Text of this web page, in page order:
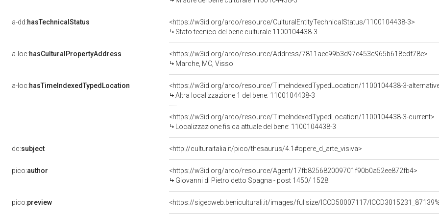
a-dd:hasTechnicalStatus
<https://w3id.org/arco/resource/CulturalEntityTechnicalStatus/1100104438-3>
Stato tecnico del bene culturale 1100104438-3
a-loc:hasCulturalPropertyAddress
<https://w3id.org/arco/resource/Address/7811aee99b3d97e453c965b618cdf78e>
Marche, MC, Visso
a-loc:hasTimeIndexedTypedLocation
<https://w3id.org/arco/resource/TimeIndexedTypedLocation/1100104438-3-
Altra localizzazione 1 del bene: 1100104438-3
<https://w3id.org/arco/resource/TimeIndexedTypedLocation/1100104438-3-current>
Localizzazione fisica attuale del bene: 1100104438-3
dc:subject <http://culturaitalia.it/pico/thesaurus/4.1#opere_d_arte_visiva>
pico:author
<https://w3id.org/arco/resource/Agent/17fb825682009701f90b0a52ee872fb4>
Giovanni di Pietro detto Spagna - post 1450/ 1528
pico:preview <https://sigecweb.beniculturali.it/images/fullsize/ICCD50007117/